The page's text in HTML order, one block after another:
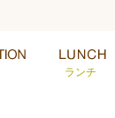
ランチ